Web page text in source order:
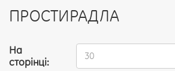
ПРОСТИРАДЛА
На
сторінці:
30